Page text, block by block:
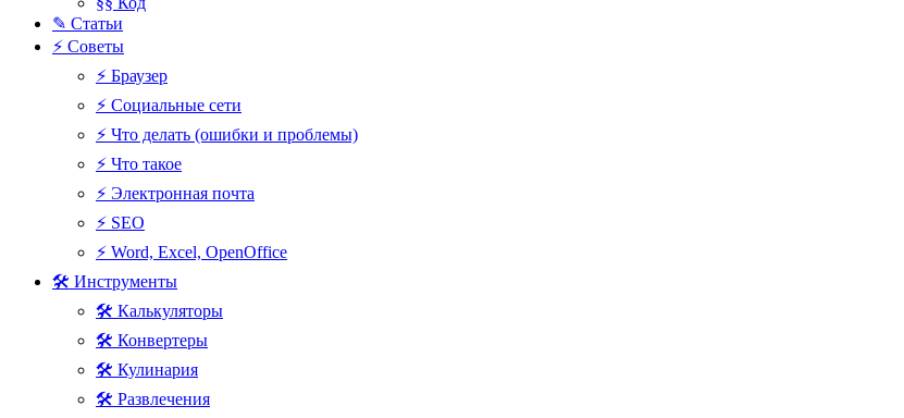
✎ Статьи
⚡ Советы
⚡ Браузер
⚡ Социальные сети
⚡ Что делать (ошибки и проблемы)
⚡ Что такое
⚡ Электронная почта
⚡ SEO
⚡ Word, Excel, OpenOffice
🛠 Инструменты
🛠 Калькуляторы
🛠 Конвертеры
🛠 Кулинария
🛠 Развлечения